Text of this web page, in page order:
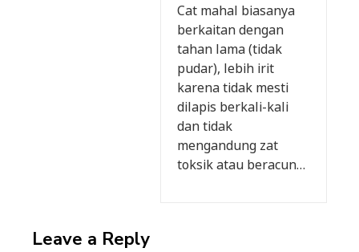
Cat mahal biasanya
berkaitan dengan
tahan lama (tidak
pudar), lebih irit
karena tidak mesti
dilapis berkali-kali
dan tidak
mengandung zat
toksik atau beracun…
Leave a Reply